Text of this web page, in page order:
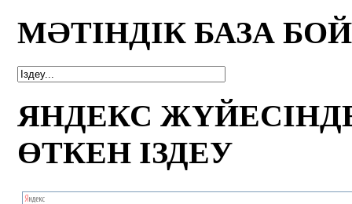
МӘТІНДІК БАЗА
ЯНДЕКС
ӨТКЕН ІЗДЕУ